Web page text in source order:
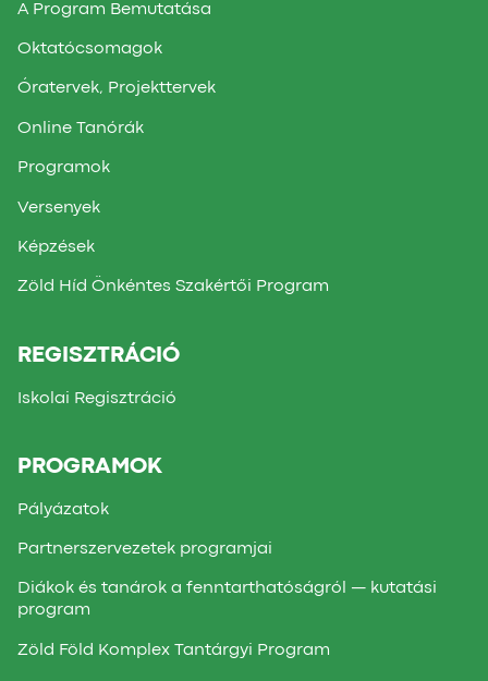
A Program Bemutatása
Oktatócsomagok
Óratervek, Projekttervek
Online Tanórák
Programok
Versenyek
Képzések
Zöld Híd Önkéntes Szakértői Program
REGISZTRÁCIÓ
Iskolai Regisztráció
PROGRAMOK
Pályázatok
Partnerszervezetek programjai
Diákok és tanárok a fenntarthatóságról — kutatási
program
Zöld Föld Komplex Tantárgyi Program